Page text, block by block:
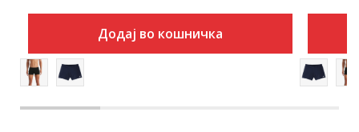
Додај во кошничка